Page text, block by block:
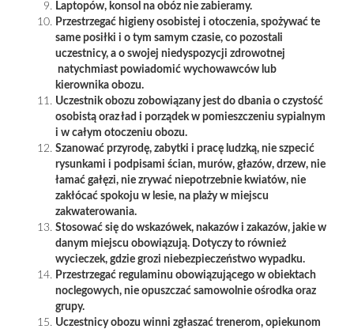
Laptopów, konsol na obóz nie zabieramy.
Przestrzegać higieny osobistej i otoczenia, spożywać te
same posiłki i o tym samym czasie, co pozostali
uczestnicy, a o swojej niedyspozycji zdrowotnej
natychmiast powiadomić wychowawców lub
kierownika obozu.
Uczestnik obozu zobowiązany jest do dbania o czystość
osobistą oraz ład i porządek w pomieszczeniu sypialnym
i w całym otoczeniu obozu.
Szanować przyrodę, zabytki i pracę ludzką, nie szpecić
rysunkami i podpisami ścian, murów, głazów, drzew, nie
łamać gałęzi, nie zrywać niepotrzebnie kwiatów, nie
zakłócać spokoju w lesie, na plaży w miejscu
zakwaterowania.
Stosować się do wskazówek, nakazów i zakazów, jakie w
danym miejscu obowiązują. Dotyczy to również
wycieczek, gdzie grozi niebezpieczeństwo wypadku.
Przestrzegać regulaminu obowiązującego w obiektach
noclegowych, nie opuszczać samowolnie ośrodka oraz
grupy.
Uczestnicy obozu winni zgłaszać trenerom, opiekunom